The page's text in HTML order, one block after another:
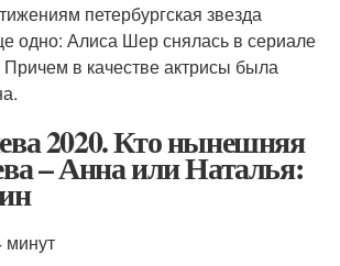
петербургская звезда
одно: Алиса Шер снялась в сериале
в качестве актрисы была
2020. Кто нынешняя
– Анна или Наталья:
минут